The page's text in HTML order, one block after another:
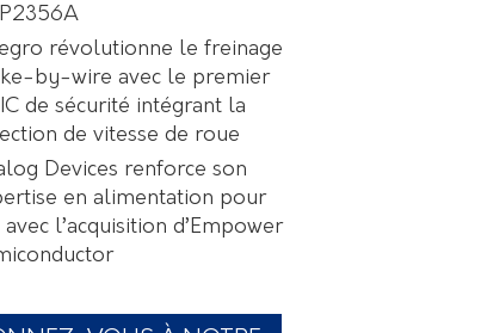
révolutionne le freinage
by-wire avec le premier
de sécurité intégrant la
de vitesse de roue
Devices renforce son
en alimentation pour
avec l’acquisition d’Empower